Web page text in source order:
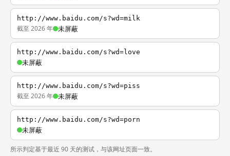
http://www.baidu.com/s?wd=milk
截至 2026 年 未屏蔽
http://www.baidu.com/s?wd=love
未屏蔽
http://www.baidu.com/s?wd=piss
截至 2026 年 未屏蔽
http://www.baidu.com/s?wd=porn
未屏蔽
所示判定基于最近 90 天的测试，与该网址页面一致。